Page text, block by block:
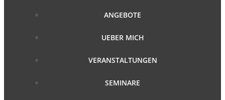
ANGEBOTE
UEBER MICH
VERANSTALTUNGEN
SEMINARE